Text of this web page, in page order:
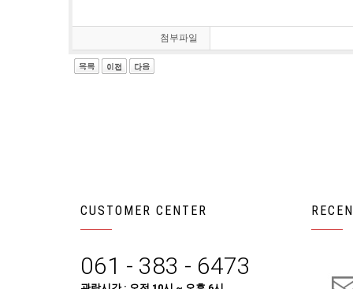
첨부파일
CUSTOMER CENTER
061 - 383 - 6473